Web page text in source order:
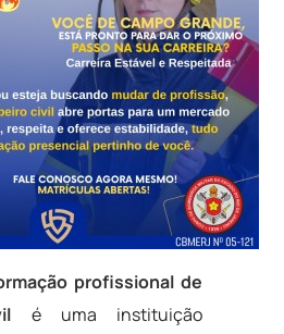
profissional de
é uma instituição